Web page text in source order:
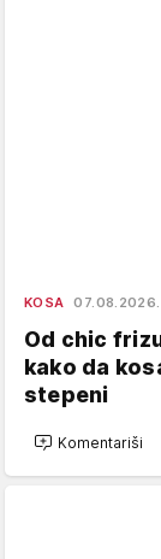
KOSA 07.08.2026.
Od chic
kako da
stepeni
Komentariši